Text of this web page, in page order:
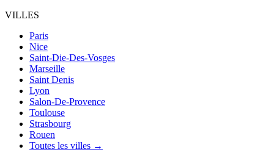
VILLES
Paris
Nice
Saint-Die-Des-Vosges
Marseille
Saint Denis
Lyon
Salon-De-Provence
Toulouse
Strasbourg
Rouen
Toutes les villes →